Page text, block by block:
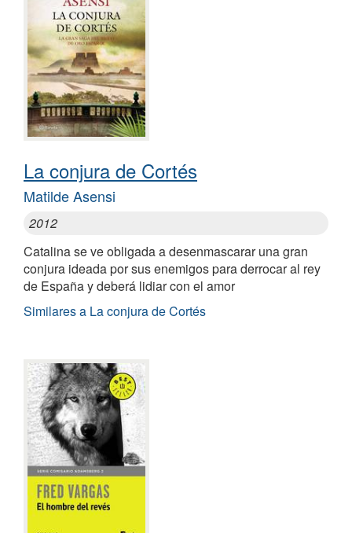
La conjura de Cortés
Matilde Asensi
2012
Catalina se ve obligada a desenmascarar una gran
conjura ideada por sus enemigos para derrocar al rey
de España y deberá lidiar con el amor
Similares a La conjura de Cortés